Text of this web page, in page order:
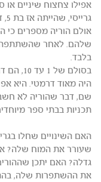
אפילו צחצוח שיניים
בלבד.
היה מאוד דרמטי. היא
שם, דבר שהוריה לא
תכניות בבתי ספר
האם השינויים שחלו
שעורר את המוח שלה?
גדלה? האם יתכן
את ההשתפרות שלה,